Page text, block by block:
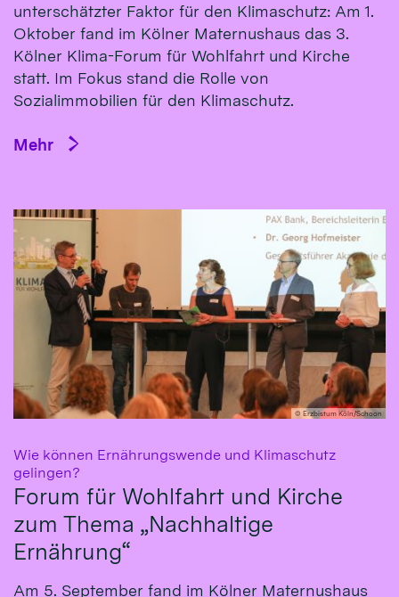
unterschätzter Faktor für den Klimaschutz: Am 1.
Oktober fand im Kölner Maternushaus das 3.
Kölner Klima-Forum für Wohlfahrt und Kirche
statt. Im Fokus stand die Rolle von
Sozialimmobilien für den Klimaschutz.
Mehr
© Erzbistum Köln/Schoon
Wie können Ernährungswende und Klimaschutz
gelingen?
Forum für Wohlfahrt und Kirche
zum Thema „Nachhaltige
Ernährung“
Am 5. September fand im Kölner Maternushaus